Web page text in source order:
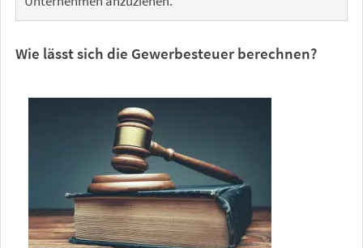
Wie lässt sich die Gewerbesteuer berechnen?